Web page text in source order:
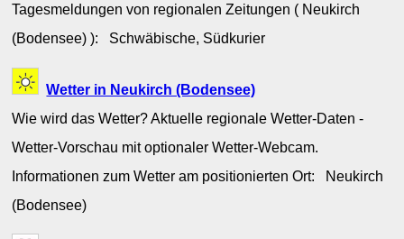
Tagesmeldungen von regionalen Zeitungen ( Neukirch
(Bodensee) ): Schwäbische, Südkurier
Wetter in Neukirch (Bodensee)
Wie wird das Wetter? Aktuelle regionale Wetter-Daten -
Wetter-Vorschau mit optionaler Wetter-Webcam.
Informationen zum Wetter am positionierten Ort: Neukirch
(Bodensee)